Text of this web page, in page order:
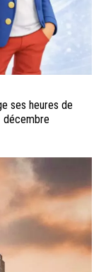
ses heures de
décembre